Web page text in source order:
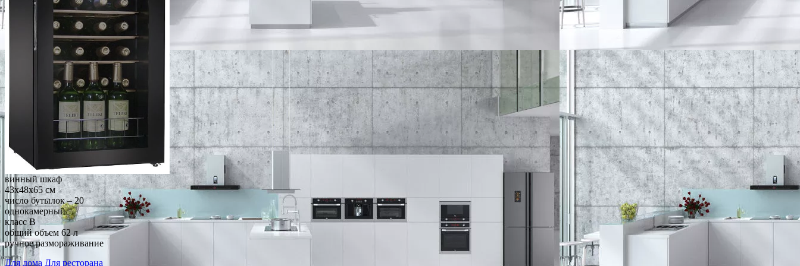
винный шкаф
43x48x65 см
число бутылок – 20
однокамерный
класс B
общий объем 62 л
ручное размораживание
Для дома Для ресторана